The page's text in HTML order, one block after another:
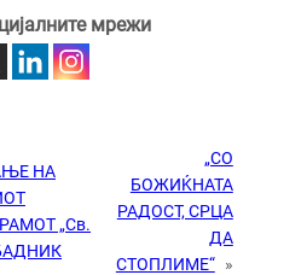
мрежи
НА
„Св.
„СО
БОЖИЌНАТА
РАДОСТ, СРЦА
ДА
СТОПЛИМЕ“ »